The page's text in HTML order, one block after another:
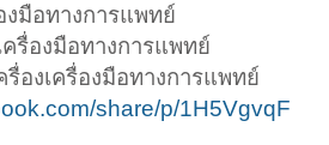
มือทางการแพทย์
ครื่องมือทางการแพทย์
องเครื่องมือทางการแพทย์
share/p/1H5VgvqF